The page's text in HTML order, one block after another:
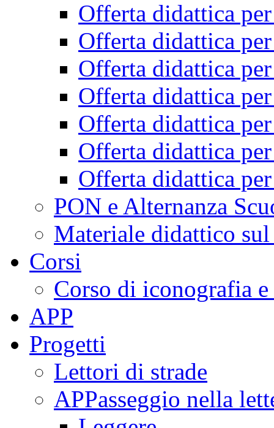
Offerta didattica
Offerta didattica
Offerta didattica
Offerta didattica
Offerta didattica
Offerta didattica
Offerta didattica
PON e Alternanza
Materiale didattico
Corsi
Corso di iconografia
APP
Progetti
Lettori di strade
APPasseggio nella